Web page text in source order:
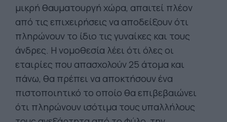
μικρή θαυματουργή χώρα, απαιτεί πλέον
από τις επιχειρήσεις να αποδείξουν ότι
πληρώνουν το ίδιο τις γυναίκες και τους
άνδρες. Η νομοθεσία λέει ότι όλες οι
εταιρίες που απασχολούν 25 άτομα και
πάνω, θα πρέπει να αποκτήσουν ένα
πιστοποιητικό το οποίο θα επιβεβαιώνει
ότι πληρώνουν ισότιμα τους υπαλλήλους